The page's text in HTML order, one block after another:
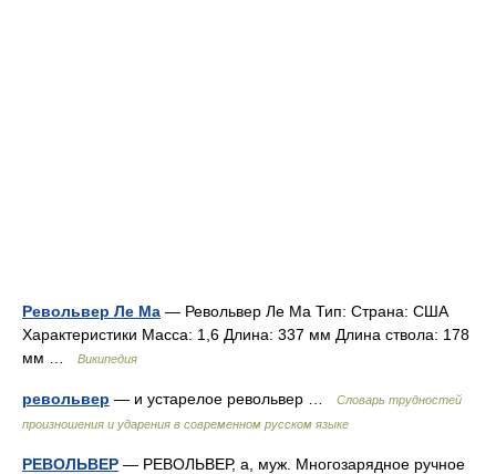
Револьвер Ле Mа — Револьвер Ле Ма Тип: Страна: США
Характеристики Масса: 1,6 Длина: 337 мм Длина ствола: 178
мм …
Википедия
револьвер — и устарелое револьвер …
Словарь трудностей
произношения и ударения в современном русском языке
РЕВОЛЬВЕР — РЕВОЛЬВЕР, а, муж. Многозарядное ручное